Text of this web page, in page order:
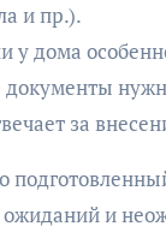
и пр.).
у дома
за
и